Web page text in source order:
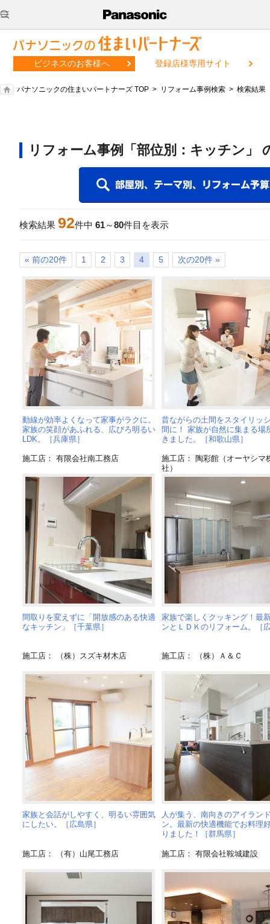
ビジネスのお客様へ 登録店様専用サイト
パナソニックの住まいパートナーズ TOP リフォーム事例検索 検索結果
リフォーム事例「部位別：キッチン」
検索結果 92件中 61～80件目を表示
« 前の20件 1 2 3 4 5 次の20件 »
動線が効率よくなって家事がラクに。
家族の笑顔があふれる、広びろ明るい
LDK。［兵庫県］
施工店： 有限会社南工務店
昔ながらの土間をスタイリッ
間に！ 家族が自然に集まる場
きました。［和歌山県］
施工店： 陶彩館（オーヤシマ
社）
間取りを変えずに「開放感のある快適
なキッチン」［千葉県］
施工店： （株）スズキ材木店
家族で楽しくクッキング！最
ンとＬＤＫのリフォーム。［
施工店： （株）Ａ＆Ｃ
家族と会話がしやすく、明るい雰囲気
にしたい。［広島県］
施工店： （有）山尾工務店
人が集う、南向きのアイラン
ン。最新の快適機能でお料理
りました！［群馬県］
施工店： 有限会社鞍城建設